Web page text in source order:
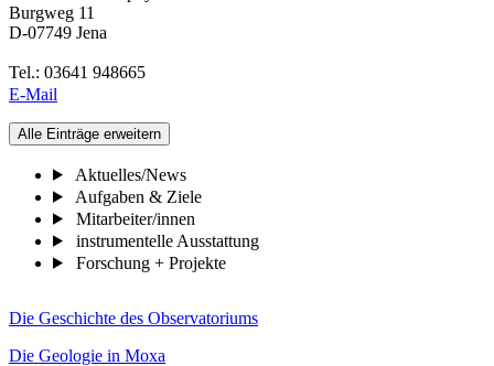
Burgweg 11
D-07749 Jena
Tel.: 03641 948665
E-Mail
Alle Einträge erweitern
Aktuelles/News
Aufgaben & Ziele
Mitarbeiter/innen
instrumentelle Ausstattung
Forschung + Projekte
Die Geschichte des Observatoriums
Die Geologie in Moxa